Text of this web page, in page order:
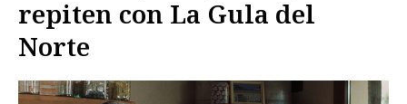
repiten con La Gula del
Norte